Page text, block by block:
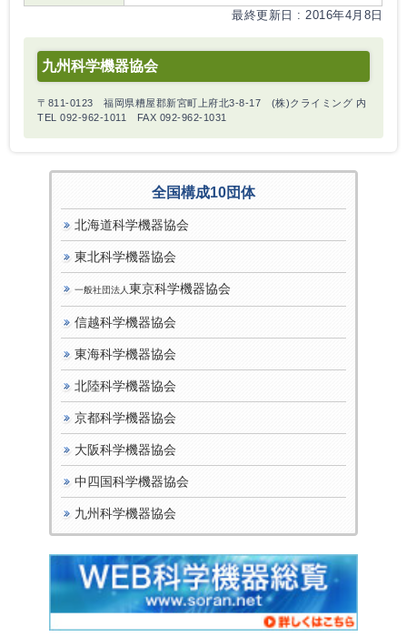
最終更新日 : 2016年4月8日
九州科学機器協会
〒811-0123 福岡県糟屋郡新宮町上府北3-8-17 (株)クライミング 内
TEL 092-962-1011 FAX 092-962-1031
全国構成10団体
北海道科学機器協会
東北科学機器協会
一般社団法人 東京科学機器協会
信越科学機器協会
東海科学機器協会
北陸科学機器協会
京都科学機器協会
大阪科学機器協会
中四国科学機器協会
九州科学機器協会